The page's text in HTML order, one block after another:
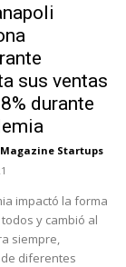
sus ventas
durante
Startups
impactó la forma
y cambió al
siempre,
diferentes